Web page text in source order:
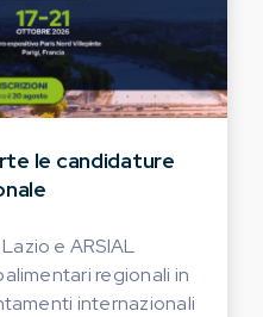
le candidature
e ARSIAL
regionali in
internazionali